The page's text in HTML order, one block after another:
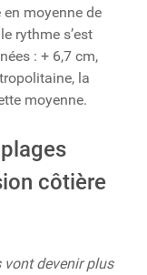
moyenne de
rythme s’est
: + 6,7 cm,
la
moyenne.
côtière
vont devenir plus